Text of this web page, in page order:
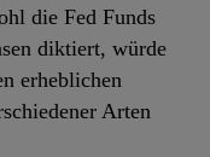
die Fed Funds
diktiert, würde
erheblichen
Arten